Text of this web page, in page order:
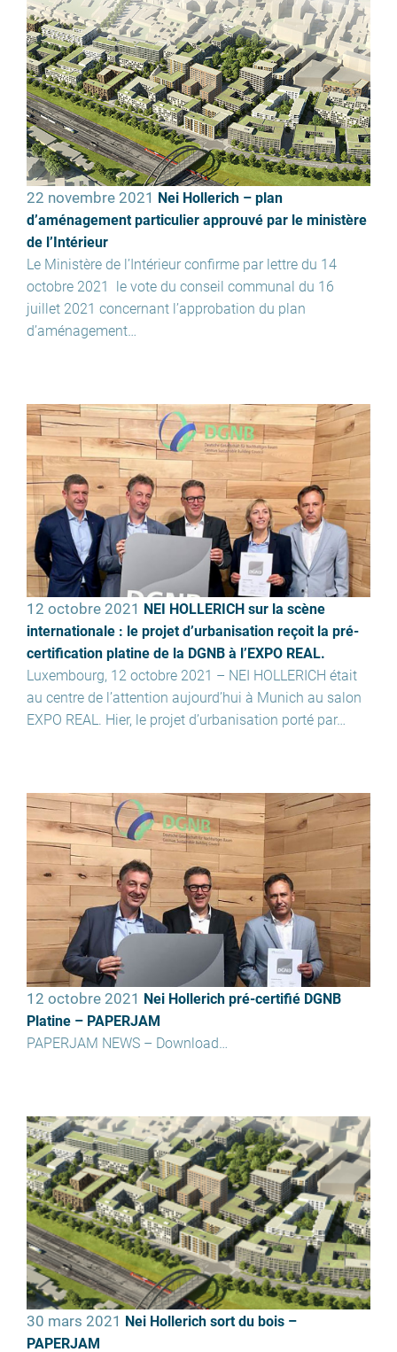
22 novembre 2021 Nei Hollerich – plan
d’aménagement particulier approuvé par le ministère
de l’Intérieur
Le Ministère de l’Intérieur confirme par lettre du 14
octobre 2021 le vote du conseil communal du 16
juillet 2021 concernant l’approbation du plan
d’aménagement…
12 octobre 2021 NEI HOLLERICH sur la scène
internationale : le projet d’urbanisation reçoit la pré-
certification platine de la DGNB à l’EXPO REAL.
Luxembourg, 12 octobre 2021 – NEI HOLLERICH était
au centre de l’attention aujourd’hui à Munich au salon
EXPO REAL. Hier, le projet d’urbanisation porté par…
12 octobre 2021 Nei Hollerich pré-certifié DGNB
Platine – PAPERJAM
PAPERJAM NEWS – Download…
30 mars 2021 Nei Hollerich sort du bois –
PAPERJAM